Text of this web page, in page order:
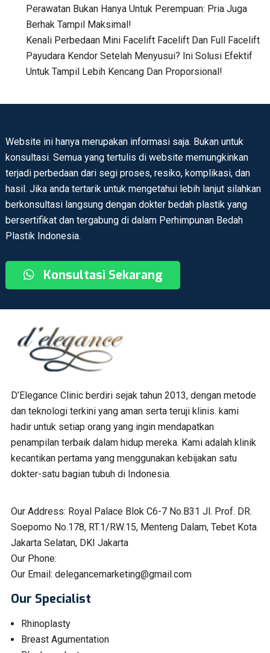
Perawatan Bukan Hanya Untuk Perempuan: Pria Juga
Berhak Tampil Maksimal!
Kenali Perbedaan Mini Facelift Facelift Dan Full Facelift
Payudara Kendor Setelah Menyusui? Ini Solusi Efektif
Untuk Tampil Lebih Kencang Dan Proporsional!
Website ini hanya merupakan informasi saja. Bukan untuk
konsultasi. Semua yang tertulis di website memungkinkan
terjadi perbedaan dari segi proses, resiko, komplikasi, dan
hasil. Jika anda tertarik untuk mengetahui lebih lanjut silahkan
berkonsultasi langsung dengan dokter bedah plastik yang
bersertifikat dan tergabung di dalam Perhimpunan Bedah
Plastik Indonesia.
Konsultasi Sekarang
D’Elegance Clinic berdiri sejak tahun 2013, dengan metode
dan teknologi terkini yang aman serta teruji klinis. kami
hadir untuk setiap orang yang ingin mendapatkan
penampilan terbaik dalam hidup mereka. Kami adalah klinik
kecantikan pertama yang menggunakan kebijakan satu
dokter-satu bagian tubuh di Indonesia.
Our Address: Royal Palace Blok C6-7 No.B31 Jl. Prof. DR.
Soepomo No.178, RT.1/RW.15, Menteng Dalam, Tebet Kota
Jakarta Selatan, DKI Jakarta
Our Phone:
Our Email: delegancemarketing@gmail.com
Our Specialist
Rhinoplasty
Breast Agumentation